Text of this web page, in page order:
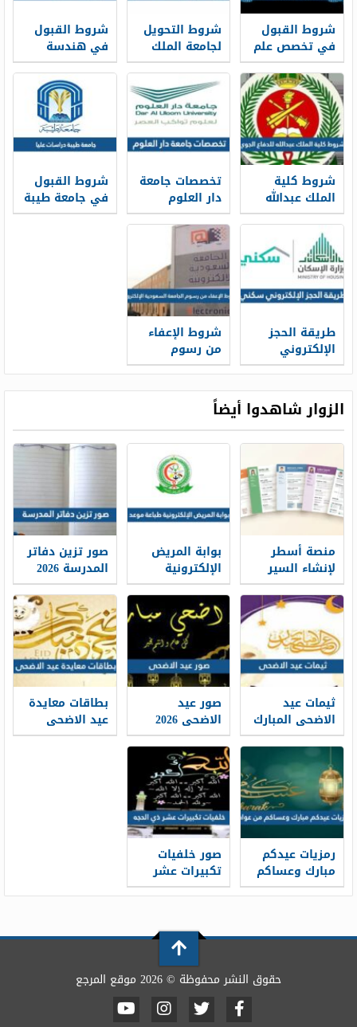
شروط القبول
في تخصص علم
النفس ونسب
القبول 1448
شروط التحويل
لجامعة الملك
سعود من
جامعات خارجية
1448
شروط القبول
في هندسة
الطيران جامعة
الملك عبدالعزيز
شروط كلية
الملك عبدالله
للدفاع الجوي
1448 ونسب
القبول
تخصصات جامعة
دار العلوم
وشروط القبول
1448
شروط القبول
في جامعة طيبة
دراسات عليا
طريقة الحجز
الإلكتروني
سكني 1448
شروط الإعفاء
من رسوم
الجامعة
الإلكترونية 1448الزوار شاهدوا أيضاً
منصة أسطر
لإنشاء السير
الذاتية: حين
تتحول الخبرات
إلى حكاية
مهنية واضحة
بوابة المريض
الإلكترونية
طباعة موعد
والتسجيل فيه
1448
صور تزين دفاتر
المدرسة 2026
ثيمات عيد
الاضحى المبارك
1448 / 2026
صور عيد
الاضحى 2026
خلفيات تهنئة
عيد الاضحى
جديدة 1448
بطاقات معايدة
عيد الاضحى
المبارك 2026 ،
رمزيات عيدكم
مبارك وعساكم
من عواده 1448 /
صور خلفيات
تكبيرات عشر
ذي الحجة
حقوق النشر محفوظة © 2026 موقع المرجع